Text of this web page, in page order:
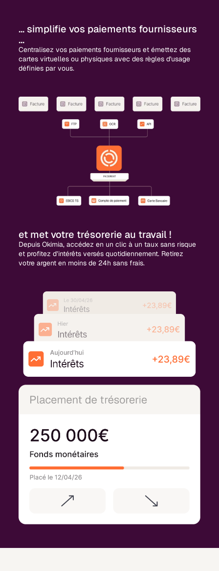
... simplifie vos paiements fournisseurs
...
Centralisez vos paiements fournisseurs et émettez des
cartes virtuelles ou physiques avec des règles d'usage
définies par vous.
et met votre trésorerie au travail !
Depuis Okimia, accédez en un clic à un taux sans risque
et profitez d’intérêts versés quotidiennement. Retirez
votre argent en moins de 24h sans frais.